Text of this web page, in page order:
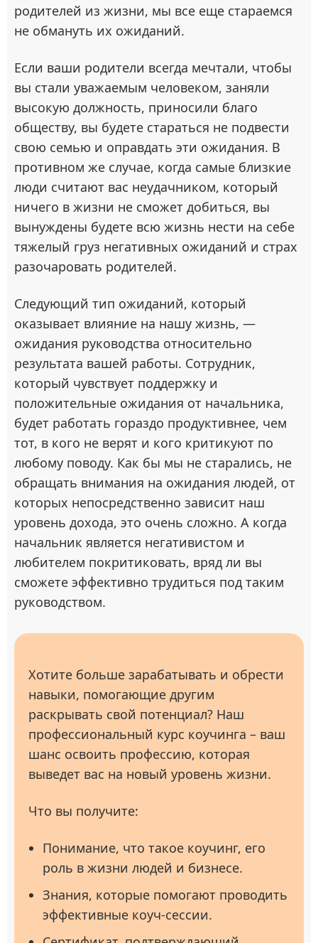
родителей из жизни, мы все еще стараемся
не обмануть их ожиданий.
Если ваши родители всегда мечтали, чтобы
вы стали уважаемым человеком, заняли
высокую должность, приносили благо
обществу, вы будете стараться не подвести
свою семью и оправдать эти ожидания. В
противном же случае, когда самые близкие
люди считают вас неудачником, который
ничего в жизни не сможет добиться, вы
вынуждены будете всю жизнь нести на себе
тяжелый груз негативных ожиданий и страх
разочаровать родителей.
Следующий тип ожиданий, который
оказывает влияние на нашу жизнь, —
ожидания руководства относительно
результата вашей работы. Сотрудник,
который чувствует поддержку и
положительные ожидания от начальника,
будет работать гораздо продуктивнее, чем
тот, в кого не верят и кого критикуют по
любому поводу. Как бы мы не старались, не
обращать внимания на ожидания людей, от
которых непосредственно зависит наш
уровень дохода, это очень сложно. А когда
начальник является негативистом и
любителем покритиковать, вряд ли вы
сможете эффективно трудиться под таким
руководством.
Хотите больше зарабатывать и обрести
навыки, помогающие другим
раскрывать свой потенциал? Наш
профессиональный курс коучинга – ваш
шанс освоить профессию, которая
выведет вас на новый уровень жизни.
Что вы получите:
Понимание, что такое коучинг, его
роль в жизни людей и бизнесе.
Знания, которые помогают проводить
эффективные коуч-сессии.